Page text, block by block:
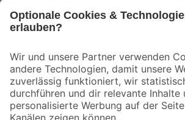
Der toom Newsletter: Keine Angebote und Aktionen
Zur Newsletter Anmeldung